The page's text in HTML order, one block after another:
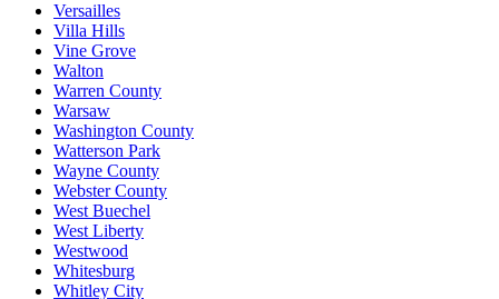
Versailles
Villa Hills
Vine Grove
Walton
Warren County
Warsaw
Washington County
Watterson Park
Wayne County
Webster County
West Buechel
West Liberty
Westwood
Whitesburg
Whitley City